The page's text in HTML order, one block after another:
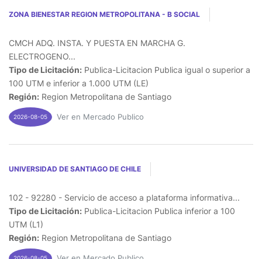
ZONA BIENESTAR REGION METROPOLITANA - B SOCIAL
CMCH ADQ. INSTA. Y PUESTA EN MARCHA G.
ELECTROGENO...
Tipo de Licitación: Publica-Licitacion Publica igual o superior a
100 UTM e inferior a 1.000 UTM (LE)
Región: Region Metropolitana de Santiago
2026-08-05 Ver en Mercado Publico
UNIVERSIDAD DE SANTIAGO DE CHILE
102 - 92280 - Servicio de acceso a plataforma informativa...
Tipo de Licitación: Publica-Licitacion Publica inferior a 100
UTM (L1)
Región: Region Metropolitana de Santiago